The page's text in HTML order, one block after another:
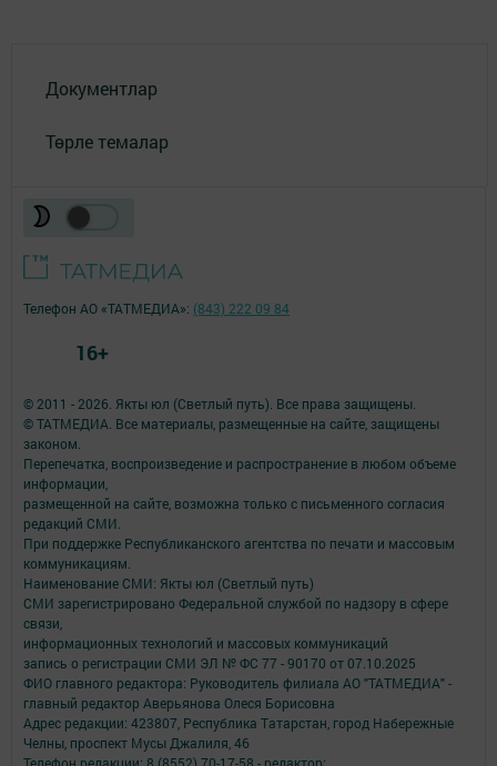
Документлар
Төрле темалар
© 2011 - 2026. Якты юл (Светлый путь). Все права защищены.
© ТАТМЕДИА. Все материалы, размещенные на сайте, защищены
законом.
Перепечатка, воспроизведение и распространение в любом объеме
информации,
размещенной на сайте, возможна только с письменного согласия
редакций СМИ.
При поддержке Республиканского агентства по печати и массовым
коммуникациям.
Наименование СМИ: Якты юл (Светлый путь)
СМИ зарегистрировано Федеральной службой по надзору в сфере
связи,
информационных технологий и массовых коммуникаций
запись о регистрации СМИ ЭЛ № ФС 77 - 90170 от 07.10.2025
ФИО главного редактора: Руководитель филиала АО "ТАТМЕДИА" -
главный редактор Аверьянова Олеся Борисовна
Адрес редакции: 423807, Республика Татарстан, город Набережные
Челны, проспект Мусы Джалиля, 46
Телефон АО «ТАТМЕДИА»: (843) 222 09 84
16+